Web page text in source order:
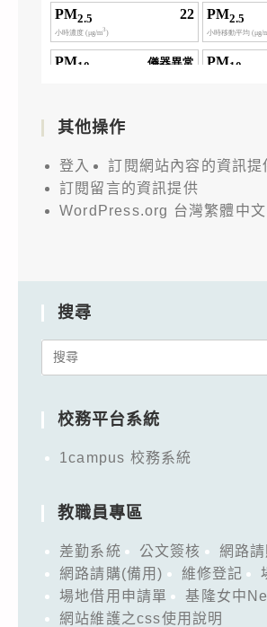
其他操作
登入
訂閱網站內容的資訊提
訂閱留言的資訊提供
WordPress.org 台灣繁體中文
搜尋
Search
校務平台系統
1campus 校務系統
教職員專區
差勤系統 公文簽核
網路
網路請購(備用)
維修登記
場地借用申請單
基隆女中
網站維護之css使用說明